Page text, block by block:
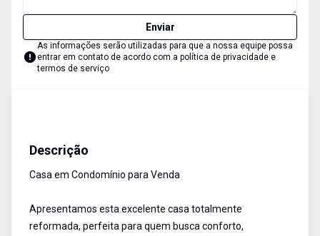
Enviar
As informações serão utilizadas para que a nossa equipe possa
entrar em contato de acordo com a política de privacidade e
termos de serviço
Descrição
Casa em Condomínio para Venda
Apresentamos esta excelente casa totalmente
reformada, perfeita para quem busca conforto,